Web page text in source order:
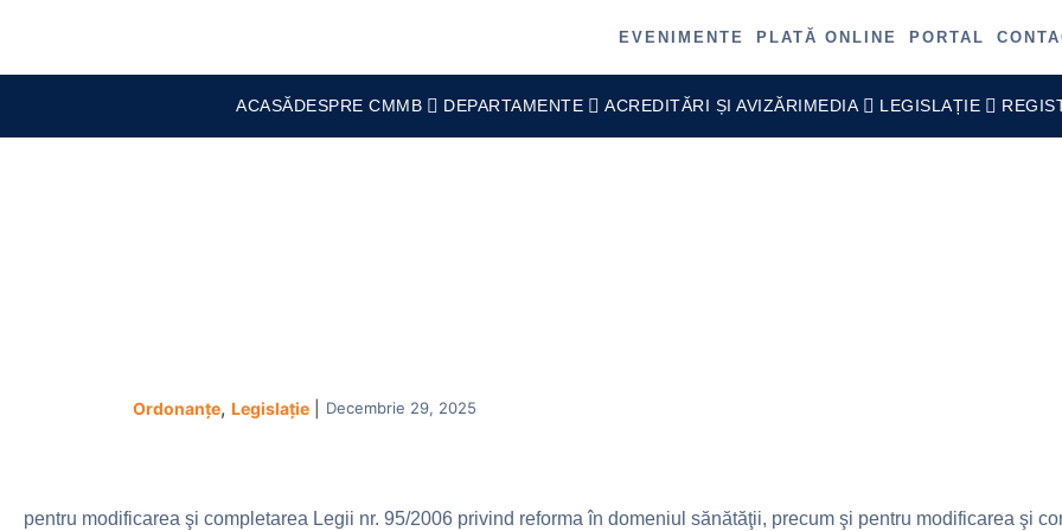
EVENIMENTE PLATĂ ONLINE PORTAL
ACASĂDESPRE CMMB DEPARTAMENTE ACREDITĂRI ȘI AVIZĂRIMEDIA LEGISLAȚIE
Ordonanțe, Legislație Decembrie 29, 2025
pentru modificarea şi completarea Legii nr. 95/2006 privind reforma în domeniul sănătăţii, precum şi pentru modificarea şi